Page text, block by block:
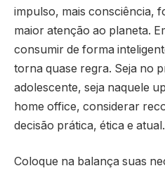
impulso, mais consciência,
maior atenção ao planeta.
consumir de forma
torna quase regra. Seja no
adolescente, seja naquele
home office, considerar
decisão prática, ética e atual.
Coloque na balança suas